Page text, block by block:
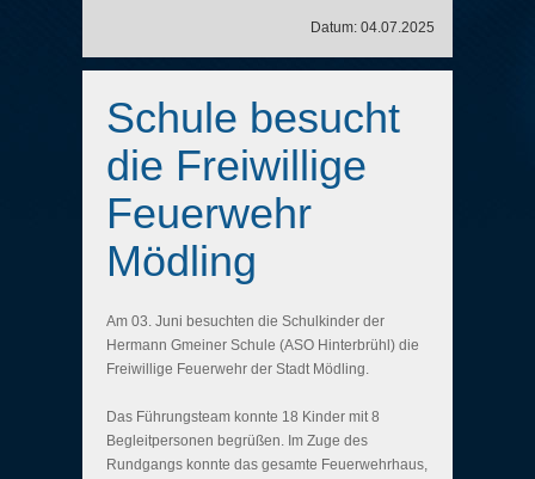
Datum: 04.07.2025
Schule besucht
die Freiwillige
Feuerwehr
Mödling
Am 03. Juni besuchten die Schulkinder der
Hermann Gmeiner Schule (ASO Hinterbrühl) die
Freiwillige Feuerwehr der Stadt Mödling.
Das Führungsteam konnte 18 Kinder mit 8
Begleitpersonen begrüßen. Im Zuge des
Rundgangs konnte das gesamte Feuerwehrhaus,